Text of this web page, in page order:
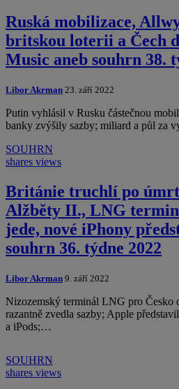
Ruská mobilizace,
britskou loterii a Čech
Music aneb souhrn 38.
Libor Akrman 23. září 2022
Putin vyhlásil v Rusku částečnou
banky zvýšily sazby; miliard a půl za
SOUHRN
shares views
Británie truchlí po
Alžběty II., LNG
jede, nové iPhony
souhrn 36. týdne 2022
Libor Akrman 9. září 2022
Nizozemský terminál LNG pro Česko
razantně zvedla sazby; Apple
a iPods;…
SOUHRN
shares views